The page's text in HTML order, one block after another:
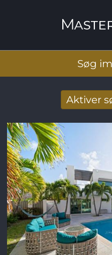
Søg
Aktiver